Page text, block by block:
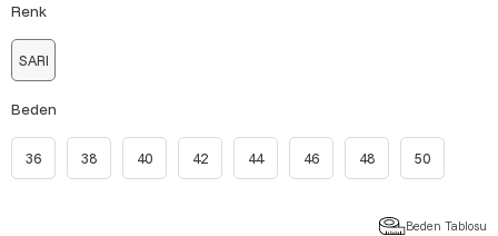
Renk
SARI
Beden
36 38 40 42 44 46 48 50
Beden Tablosu